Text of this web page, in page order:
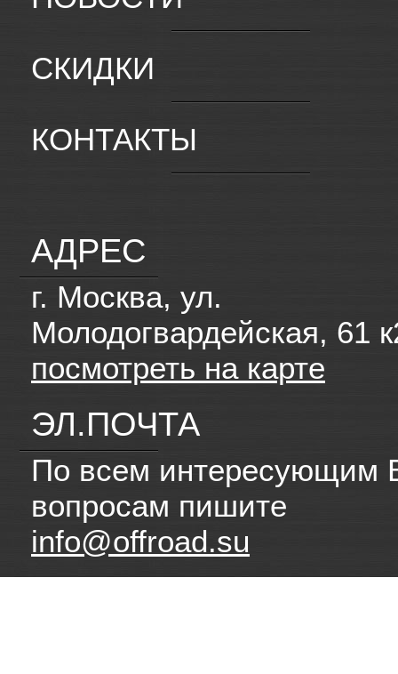
СКИДКИ
КОНТАКТЫ
АДРЕС
г. Москва, ул.
Молодогвардейская, 61
посмотреть на карте
ЭЛ.ПОЧТА
По всем интересующим
вопросам пишите
info@offroad.su